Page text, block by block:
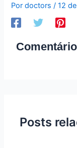
Pordoctors/12
Posts